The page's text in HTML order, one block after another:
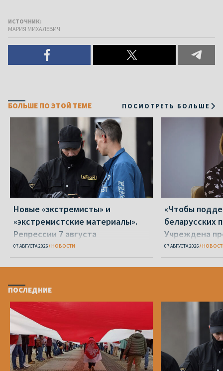
ИСТОЧНИК:
МАРИЯ МИХАЛЕВИЧ
БОЛЬШЕ ПО ЭТОЙ ТЕМЕ ПОСМОТРЕТЬ БОЛЬШЕ
Новые «экстремисты» и
«экстремистские материалы».
Репрессии 7 августа
07 АВГУСТА 2026 НОВОСТИ
«Чтобы
беларусских
Учреждена
Вежновец
07 АВГУСТА 2026
ПОСЛЕДНИЕ